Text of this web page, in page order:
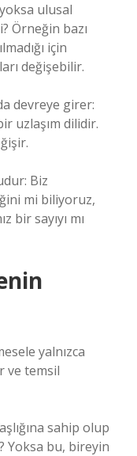
yoksa ulusal
Örneğin bazı
için
değişebilir.
devreye girer:
uzlaşım dilidir.
Biz
mi biliyoruz,
bir sayıyı mı
yalnızca
ve temsil
sahip olup
Yoksa bu, bireyin